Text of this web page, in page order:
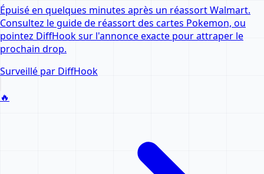
Épuisé en quelques minutes après un réassort Walmart.
Consultez le guide de réassort des cartes Pokemon, ou
pointez DiffHook sur l'annonce exacte pour attraper le
prochain drop.
Surveillé par DiffHook
🔥